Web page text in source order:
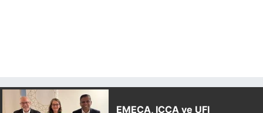
EMECA, ICCA ve UFI